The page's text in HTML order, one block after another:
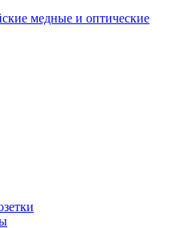
медные и оптические